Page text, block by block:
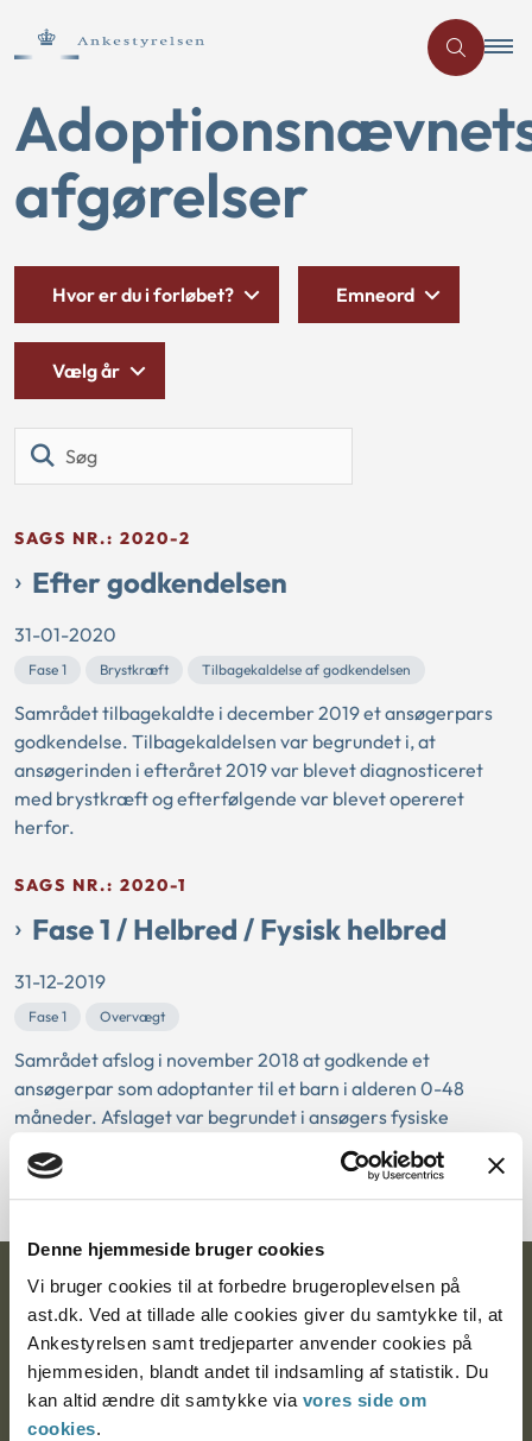
Denne hjemmeside bruger cookies
Vi bruger cookies til at forbedre brugeroplevelsen på
ast.dk. Ved at tillade alle cookies giver du samtykke til, at
Ankestyrelsen samt tredjeparter anvender cookies på
hjemmesiden, blandt andet til indsamling af statistik. Du
kan altid ændre dit samtykke via vores side om
cookies.
afgørelser
Hvor er du i forløbet? Emneord
Vælg år
SAGS NR.: 2020-2
Efter godkendelsen
31-01-2020
Fase 1 Brystkræft Tilbagekaldelse af godkendelsen
Samrådet tilbagekaldte i december 2019 et ansøgerpars
godkendelse. Tilbagekaldelsen var begrundet i, at
ansøgerinden i efteråret 2019 var blevet diagnosticeret
med brystkræft og efterfølgende var blevet opereret
herfor.
SAGS NR.: 2020-1
Fase 1 / Helbred / Fysisk helbred
31-12-2019
Fase 1 Overvægt
Samrådet afslog i november 2018 at godkende et
ansøgerpar som adoptanter til et barn i alderen 0-48
måneder. Afslaget var begrundet i ansøgers fysiske
helbredstilstand. Samrådet lagde ved afgørelsen vægt på,
at ansøger var 189 cm høj og vejede 124 kg.
Ankestyrelsen
Postadresse:
Nytorv 7, 2. sal
9000 Aalborg